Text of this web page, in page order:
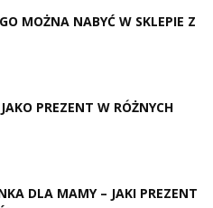
MOŻNA NABYĆ W SKLEPIE Z
PREZENT W RÓŻNYCH
DLA MAMY – JAKI PREZENT